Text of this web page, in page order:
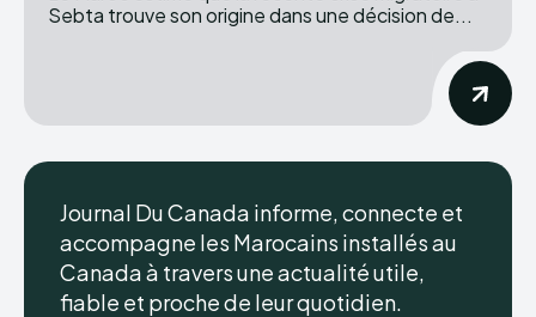
Sebta trouve son origine dans une décision de...
Journal Du Canada informe, connecte et
accompagne les Marocains installés au
Canada à travers une actualité utile,
fiable et proche de leur quotidien.